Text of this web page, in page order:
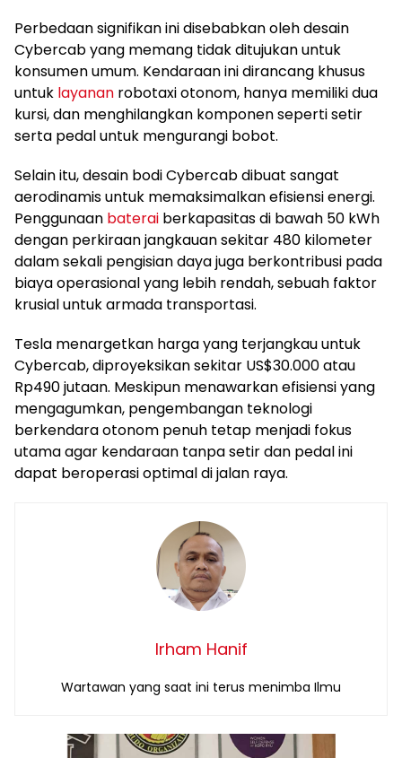
Perbedaan signifikan ini disebabkan oleh desain
Cybercab yang memang tidak ditujukan untuk
konsumen umum. Kendaraan ini dirancang khusus
untuk layanan robotaxi otonom, hanya memiliki dua
kursi, dan menghilangkan komponen seperti setir
serta pedal untuk mengurangi bobot.
Selain itu, desain bodi Cybercab dibuat sangat
aerodinamis untuk memaksimalkan efisiensi energi.
Penggunaan baterai berkapasitas di bawah 50 kWh
dengan perkiraan jangkauan sekitar 480 kilometer
dalam sekali pengisian daya juga berkontribusi pada
biaya operasional yang lebih rendah, sebuah faktor
krusial untuk armada transportasi.
Tesla menargetkan harga yang terjangkau untuk
Cybercab, diproyeksikan sekitar US$30.000 atau
Rp490 jutaan. Meskipun menawarkan efisiensi yang
mengagumkan, pengembangan teknologi
berkendara otonom penuh tetap menjadi fokus
utama agar kendaraan tanpa setir dan pedal ini
dapat beroperasi optimal di jalan raya.
Irham Hanif
Wartawan yang saat ini terus menimba Ilmu